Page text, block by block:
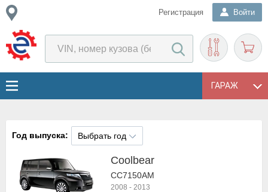
Регистрация Войти
ГАРАЖ
Год выпуска: Выбрать год
Coolbear
CC7150AM
2008 - 2013